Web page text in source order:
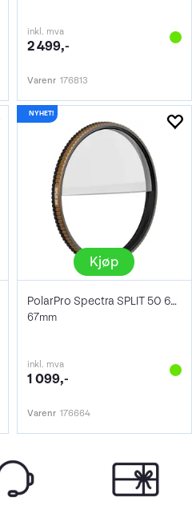
inkl. mva
2 499,-
Varenr 176813
Kjøp
PolarPro Spectra SPLIT 50 67mm
67mm
inkl. mva
1 099,-
Varenr 176664